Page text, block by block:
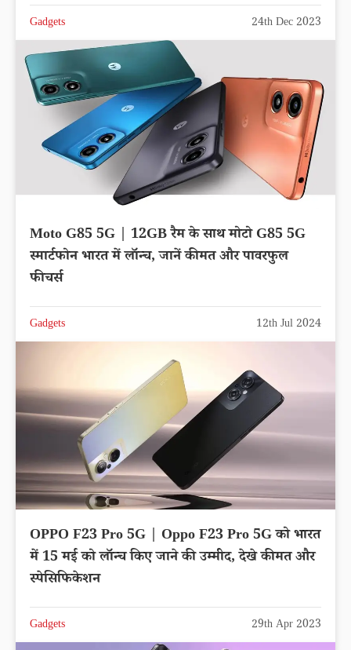
Gadgets 24th Dec 2023
Moto G85 5G | 12GB रैम के साथ मोटो G85 5G
स्मार्टफोन भारत में लॉन्च, जानें कीमत और पावरफुल
फीचर्स
Gadgets 12th Jul 2024
OPPO F23 Pro 5G | Oppo F23 Pro 5G को भारत
में 15 मई को लॉन्च किए जाने की उम्मीद, देखे कीमत और
स्पेसिफिकेशन
Gadgets 29th Apr 2023